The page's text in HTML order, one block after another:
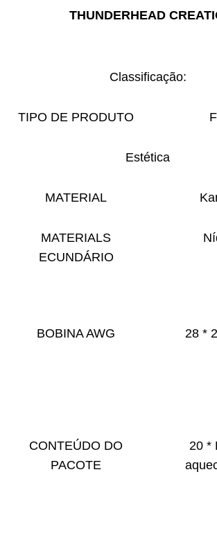
THUNDERHEAD
Classificação:
TIPO DE PRODUTO
Estética
MATERIAL
MATERIALS
ECUNDÁRIO
BOBINA AWG 28 *
CONTEÚDO DO
PACOTE
20 *